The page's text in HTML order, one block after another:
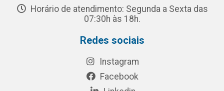
Horário de atendimento: Segunda a Sexta das
07:30h às 18h.
Redes sociais
Instagram
Facebook